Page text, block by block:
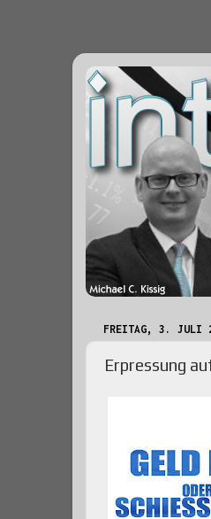
FREITAG, 3. JULI
Erpressung